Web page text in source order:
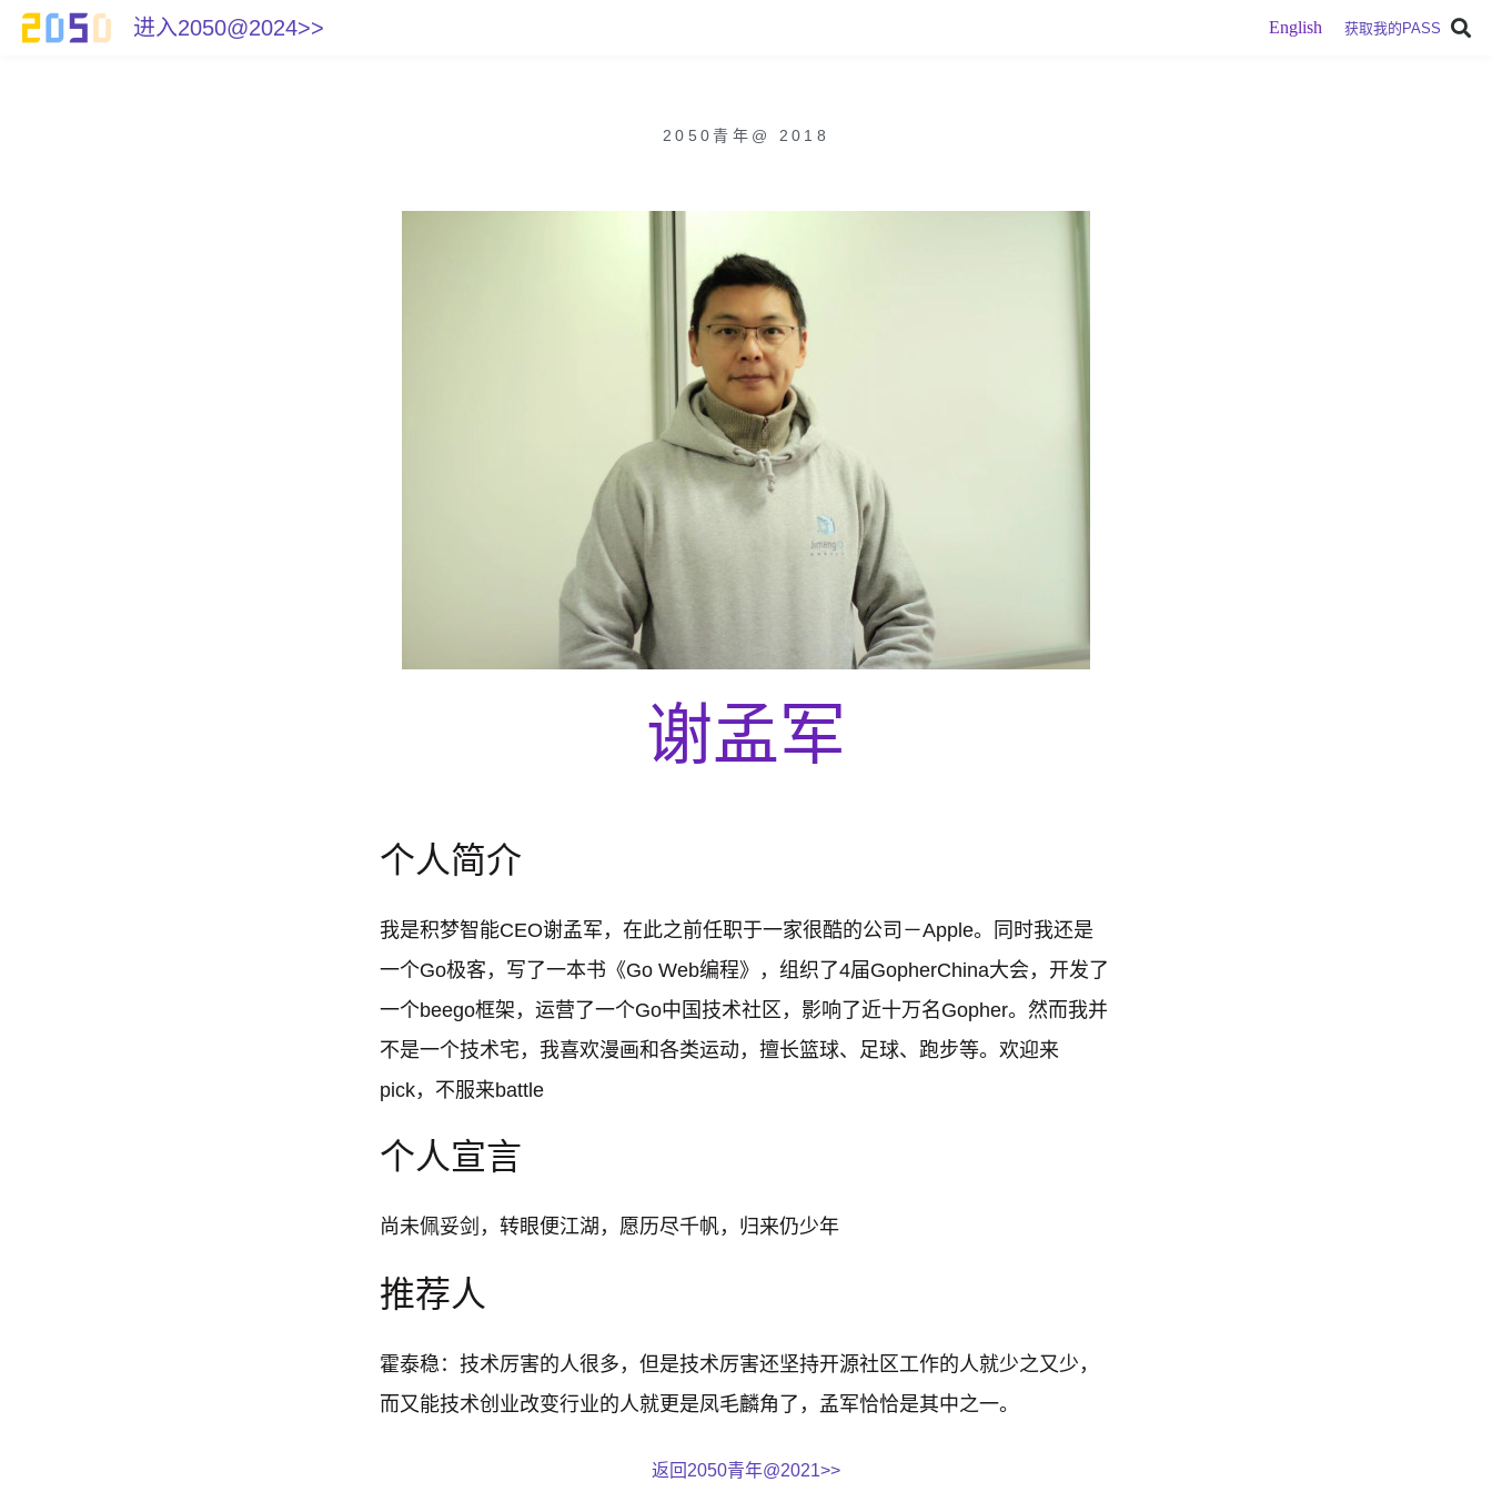
进入2050@2024>> English 获取我的PASS
2050青年 @ 2018
谢孟军
个人简介
我是积梦智能CEO谢孟军，在此之前任职于一家很酷的公司－Apple。同时我还是
一个Go极客，写了一本书《Go Web编程》，组织了4届GopherChina大会，开发了
一个beego框架，运营了一个Go中国技术社区，影响了近十万名Gopher。然而我并
不是一个技术宅，我喜欢漫画和各类运动，擅长篮球、足球、跑步等。欢迎来
pick，不服来battle
个人宣言
尚未佩妥剑，转眼便江湖，愿历尽千帆，归来仍少年
推荐人
霍泰稳：技术厉害的人很多，但是技术厉害还坚持开源社区工作的人就少之又少，
而又能技术创业改变行业的人就更是凤毛麟角了，孟军恰恰是其中之一。
返回2050青年@2021>>